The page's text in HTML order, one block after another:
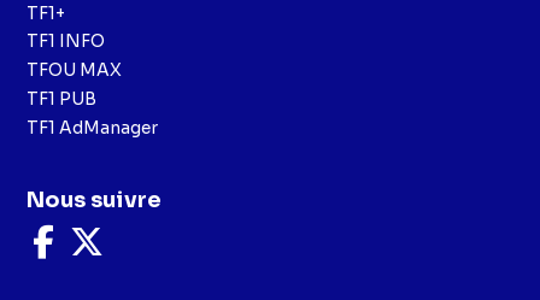
TF1+
TF1 INFO
TFOU MAX
TF1 PUB
TF1 AdManager
Nous suivre
Nous
suivre